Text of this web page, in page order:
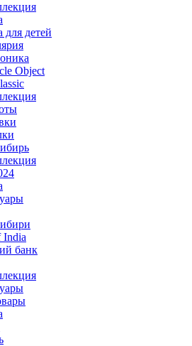
детей
Object
India
банк